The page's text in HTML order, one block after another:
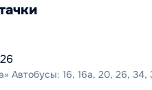
Автобусы: 16, 16а, 20, 26,